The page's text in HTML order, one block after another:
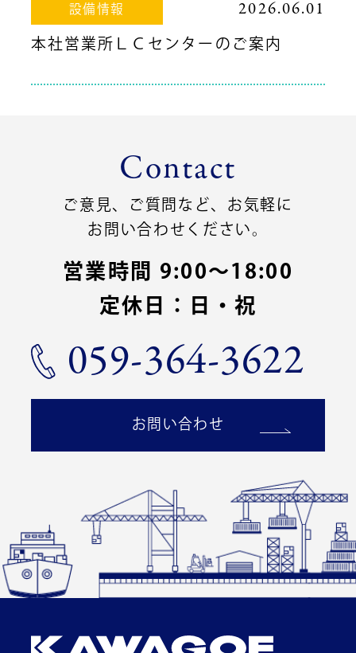
設備情報 2026.06.01
本社営業所ＬＣセンターのご案内
Contact
ご意見、ご質問など、お気軽に
お問い合わせください。
営業時間 9:00〜18:00
定休日：日・祝
059-364-3622
お問い合わせ